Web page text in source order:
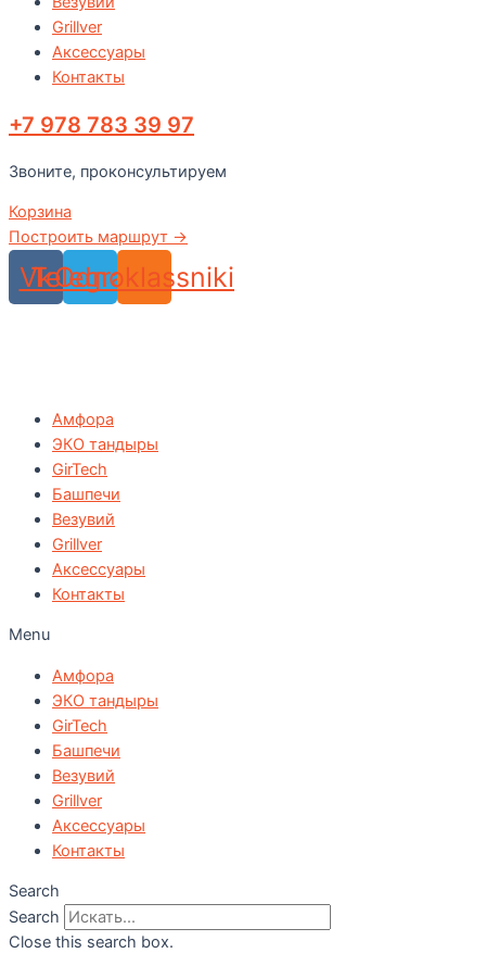
Grillver
Аксессуары
Контакты
+7 978 783 39 97
Звоните, проконсультируем
Корзина
Построить маршрут →
Vk
Telegram
Odnoklassniki
Амфора
ЭКО тандыры
GirTech
Башпечи
Везувий
Grillver
Аксессуары
Контакты
Menu
Амфора
ЭКО тандыры
GirTech
Башпечи
Везувий
Grillver
Аксессуары
Контакты
Search
Search
Close this search box.